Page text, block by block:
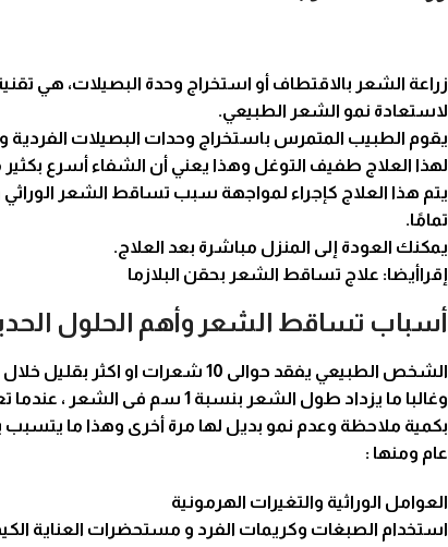
زراعة الشعر بالاقتطاف أو استخراج وحدة البصيلات، هي
لاستعادة نمو الشعر الطبيعي.
يقوم الطبيب المتمرس باستخراج وحدات البصيلات الفردية
لهذا العلاج طفيف التوغل وهذا يعني أن الشفاء أسرع
يتم هذا العلاج كإجراء لمواجهة سبب تساقط الشعر
تمامًا.
يمكنك العودة إلى المنزل مباشرة بعد العلاج.
إقراأيضا: علاج تساقط الشعر بحقن البلازما
أسباب تساقط الشعر وأهم الحلول
الشخص الطبيعي يفقد حوالى 10
وغالبا ما يزداد طول الشعر
بكمية ملاحظة وعدم نمو بديل لها مرة أخرى وهذا ما
عام ومنها :
العوامل الوراثية والتغيرات الهرمونية
استخدام الصبغات وكريمات الفرد و مستحضرات العناية